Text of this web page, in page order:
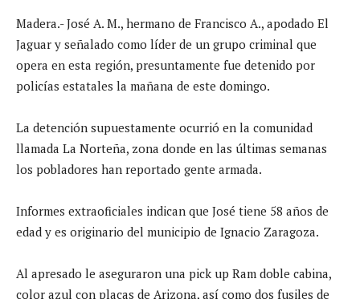
Madera.- José A. M., hermano de Francisco A., apodado El
Jaguar y señalado como líder de un grupo criminal que
opera en esta región, presuntamente fue detenido por
policías estatales la mañana de este domingo.
La detención supuestamente ocurrió en la comunidad
llamada La Norteña, zona donde en las últimas semanas
los pobladores han reportado gente armada.
Informes extraoficiales indican que José tiene 58 años de
edad y es originario del municipio de Ignacio Zaragoza.
Al apresado le aseguraron una pick up Ram doble cabina,
color azul con placas de Arizona, así como dos fusiles de